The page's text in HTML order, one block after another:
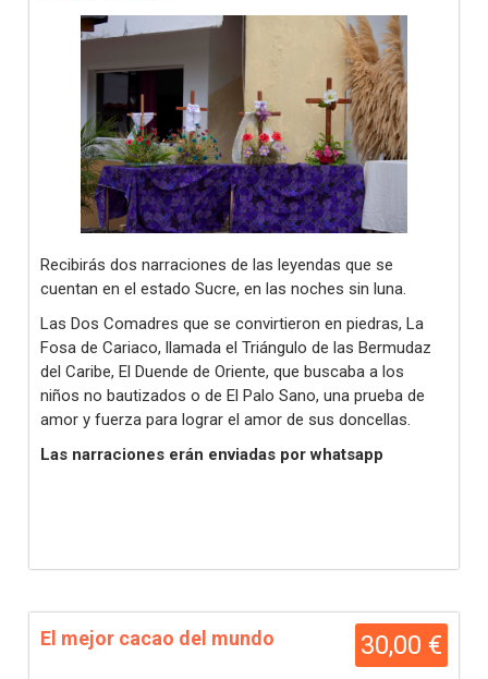
Recibirás dos narraciones de las leyendas que se
cuentan en el estado Sucre, en las noches sin luna.
Las Dos Comadres que se convirtieron en piedras, La
Fosa de Cariaco, llamada el Triángulo de las Bermudaz
del Caribe, El Duende de Oriente, que buscaba a los
niños no bautizados o de El Palo Sano, una prueba de
amor y fuerza para lograr el amor de sus doncellas.
Las narraciones erán enviadas por whatsapp
30,00 €
El mejor cacao del mundo